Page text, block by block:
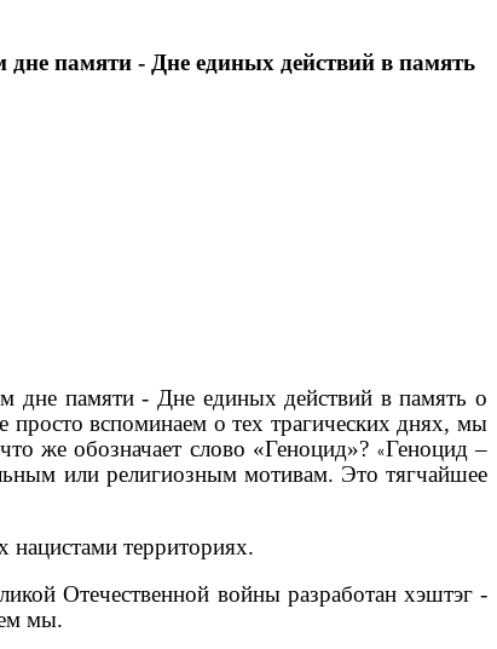
памяти - Дне единых действий в память
памяти - Дне единых действий в память о
просто вспоминаем о тех трагических днях, мы
же обозначает слово «Геноцид»? «Геноцид –
или религиозным мотивам. Это тягчайшее
нацистами территориях.
Отечественной войны разработан хэштэг -
мы.